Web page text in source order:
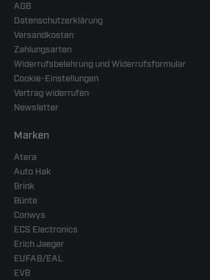
AGB
Datenschutzerklärung
Versandkosten
Zahlungsarten
Widerrufsbelehrung und Widerrufsformular
Cookie-Einstellungen
Vertrag widerrufen
Newsletter
Marken
Atera
Auto Hak
Brink
Bünte
Conwys
ECS Electronics
Erich Jaeger
EUFAB/EAL
EVB